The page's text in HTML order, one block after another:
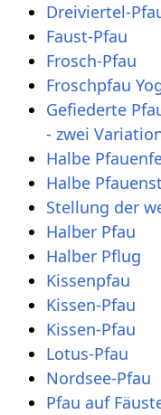
Dreiviertel-
Faust-Pfau
Frosch-Pfau
Froschpfau
Gefiederte
- zwei
Halbe
Halbe
Stellung der
Halber Pfau
Halber Pflug
Kissenpfau
Kissen-Pfau
Kissen-Pfau
Lotus-Pfau
Nordsee-Pfau
Pfau auf